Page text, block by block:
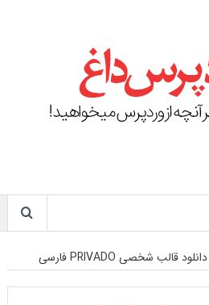
دانلود قالب شخصی PRIVADO فارسی